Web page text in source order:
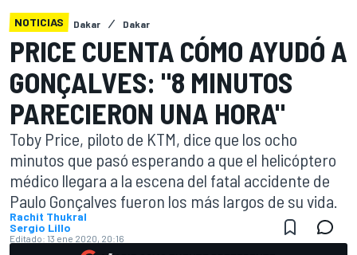
NOTICIAS Dakar Dakar
PRICE CUENTA CÓMO AYUDÓ A
GONÇALVES: "8 MINUTOS
PARECIERON UNA HORA"
Toby Price, piloto de KTM, dice que los ocho
minutos que pasó esperando a que el helicóptero
médico llegara a la escena del fatal accidente de
Paulo Gonçalves fueron los más largos de su vida.
Rachit Thukral
Sergio Lillo
Editado: 13 ene 2020, 20:16